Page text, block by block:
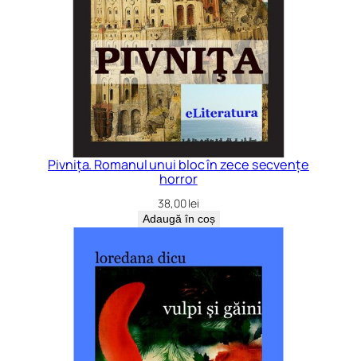
Pivnița. Romanul unui bloc în zece secvențe
horror
38,00lei
Adaugă în coș